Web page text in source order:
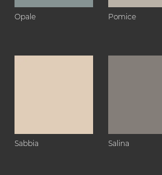
Opale Pomice
Sabbia Salina